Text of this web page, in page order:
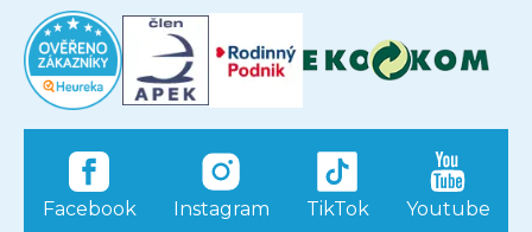
Facebook Instagram TikTok Youtube